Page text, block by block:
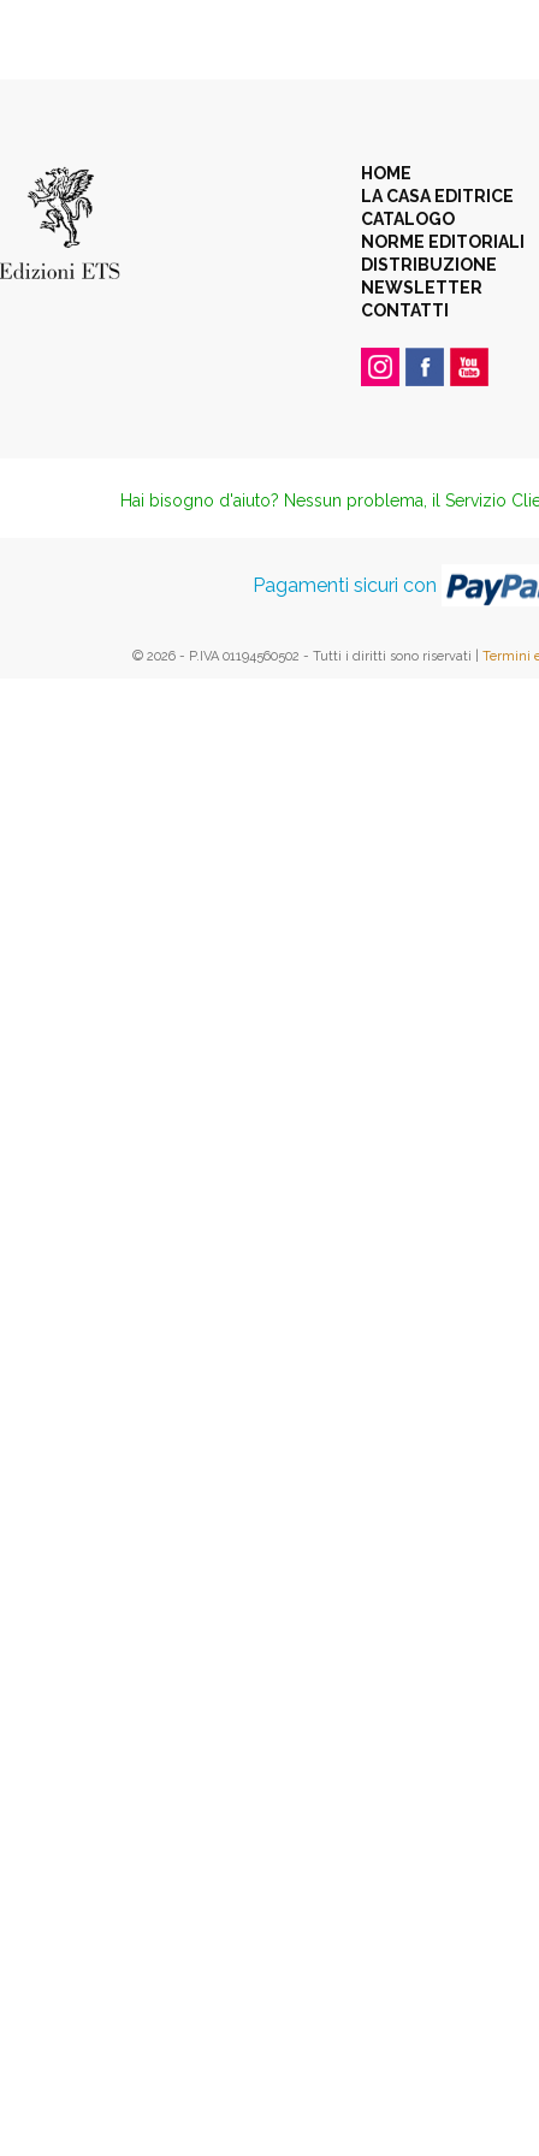
HOME
LA CASA EDITRICE
CATALOGO
NORME EDITORIALI
DISTRIBUZIONE
NEWSLETTER
CONTATTI
Hai bisogno d'aiuto? Nessun problema, il Servizio
Pagamenti sicuri con
© 2026 - P.IVA 01194560502 - Tutti i diritti sono riservati | Termini